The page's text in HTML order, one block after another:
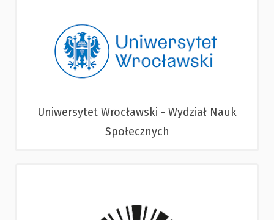
Uniwersytet Wrocławski - Wydział Nauk
Społecznych